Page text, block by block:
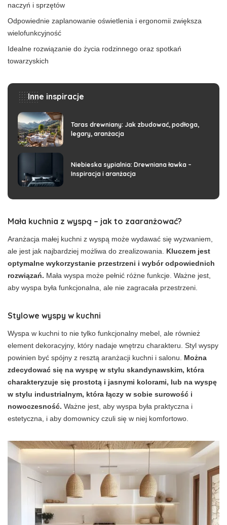
naczyń i sprzętów
Odpowiednie zaplanowanie oświetlenia i ergonomii zwiększa
wielofunkcyjność
Idealne rozwiązanie do życia rodzinnego oraz spotkań
towarzyskich
Inne inspiracje
Taras drewniany: Jak zbudować, podłoga,
legary, aranżacja
Niebieska sypialnia: Drewniana ławka –
Inspiracja i aranżacja
Mała kuchnia z wyspą – jak to zaaranżować?
Aranżacja małej kuchni z wyspą może wydawać się wyzwaniem,
ale jest jak najbardziej możliwa do zrealizowania. Kluczem jest
optymalne wykorzystanie przestrzeni i wybór odpowiednich
rozwiązań. Mała wyspa może pełnić różne funkcje. Ważne jest,
aby wyspa była funkcjonalna, ale nie zagracała przestrzeni.
Stylowe wyspy w kuchni
Wyspa w kuchni to nie tylko funkcjonalny mebel, ale również
element dekoracyjny, który nadaje wnętrzu charakteru. Styl wyspy
powinien być spójny z resztą aranżacji kuchni i salonu. Można
zdecydować się na wyspę w stylu skandynawskim, która
charakteryzuje się prostotą i jasnymi kolorami, lub na wyspę
w stylu industrialnym, która łączy w sobie surowość i
nowoczesność. Ważne jest, aby wyspa była praktyczna i
estetyczna, i aby domownicy czuli się w niej komfortowo.